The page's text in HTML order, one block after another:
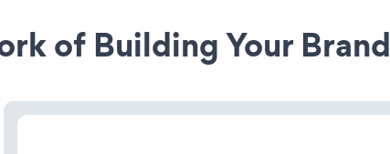
of Building Your Brand